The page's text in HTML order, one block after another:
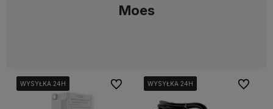
Moes
WYSYŁKA 24H
WYSYŁKA 24H
WYSYŁKA 24H
WYSYŁKA 24H Do ulubionychWYSYŁKA 24H
WYSYŁKA 24H
WYSYŁKA 24H
WYSYŁKA 24H Do